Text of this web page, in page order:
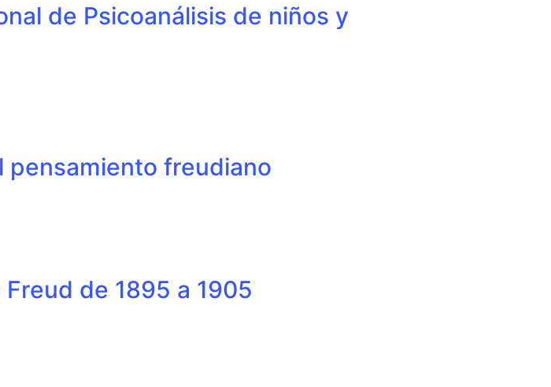
de Psicoanálisis de niños y
freudiano
de 1895 a 1905